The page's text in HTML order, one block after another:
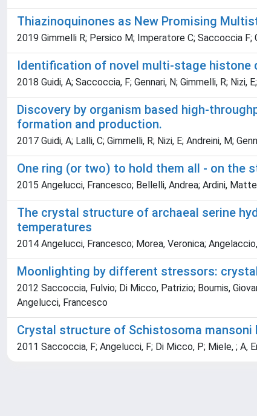
Thiazinoquinones as New Promising
2019 Gimmelli R; Persico M; Imperatore C; Saccoccia
Identification of novel multi-stage histone
2018 Guidi, A; Saccoccia, F; Gennari, N; Gimmelli, R; Nizi,
Discovery by organism based high-
formation and production.
2017 Guidi, A; Lalli, C; Gimmelli, R; Nizi, E; Andreini, M;
One ring (or two) to hold them all - on the
2015 Angelucci, Francesco; Bellelli, Andrea; Ardini,
The crystal structure of archaeal serine
temperatures
2014 Angelucci, Francesco; Morea, Veronica;
Moonlighting by different stressors:
2012 Saccoccia, Fulvio; Di Micco, Patrizio; Boumis,
Angelucci, Francesco
Crystal structure of Schistosoma
2011 Saccoccia, F; Angelucci, F; Di Micco, P; Miele, ; A,